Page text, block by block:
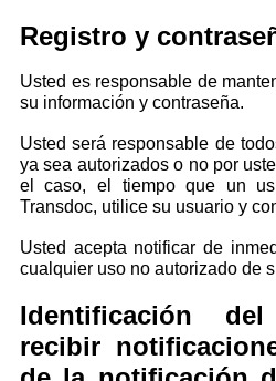
Registro y
Usted es responsable de
su información y contraseña.
Usted será responsable de
ya sea autorizados o no por
el caso, el tiempo que un
Transdoc, utilice su usuario y
Usted acepta notificar de
cualquier uso no autorizado de
Identificación
recibir